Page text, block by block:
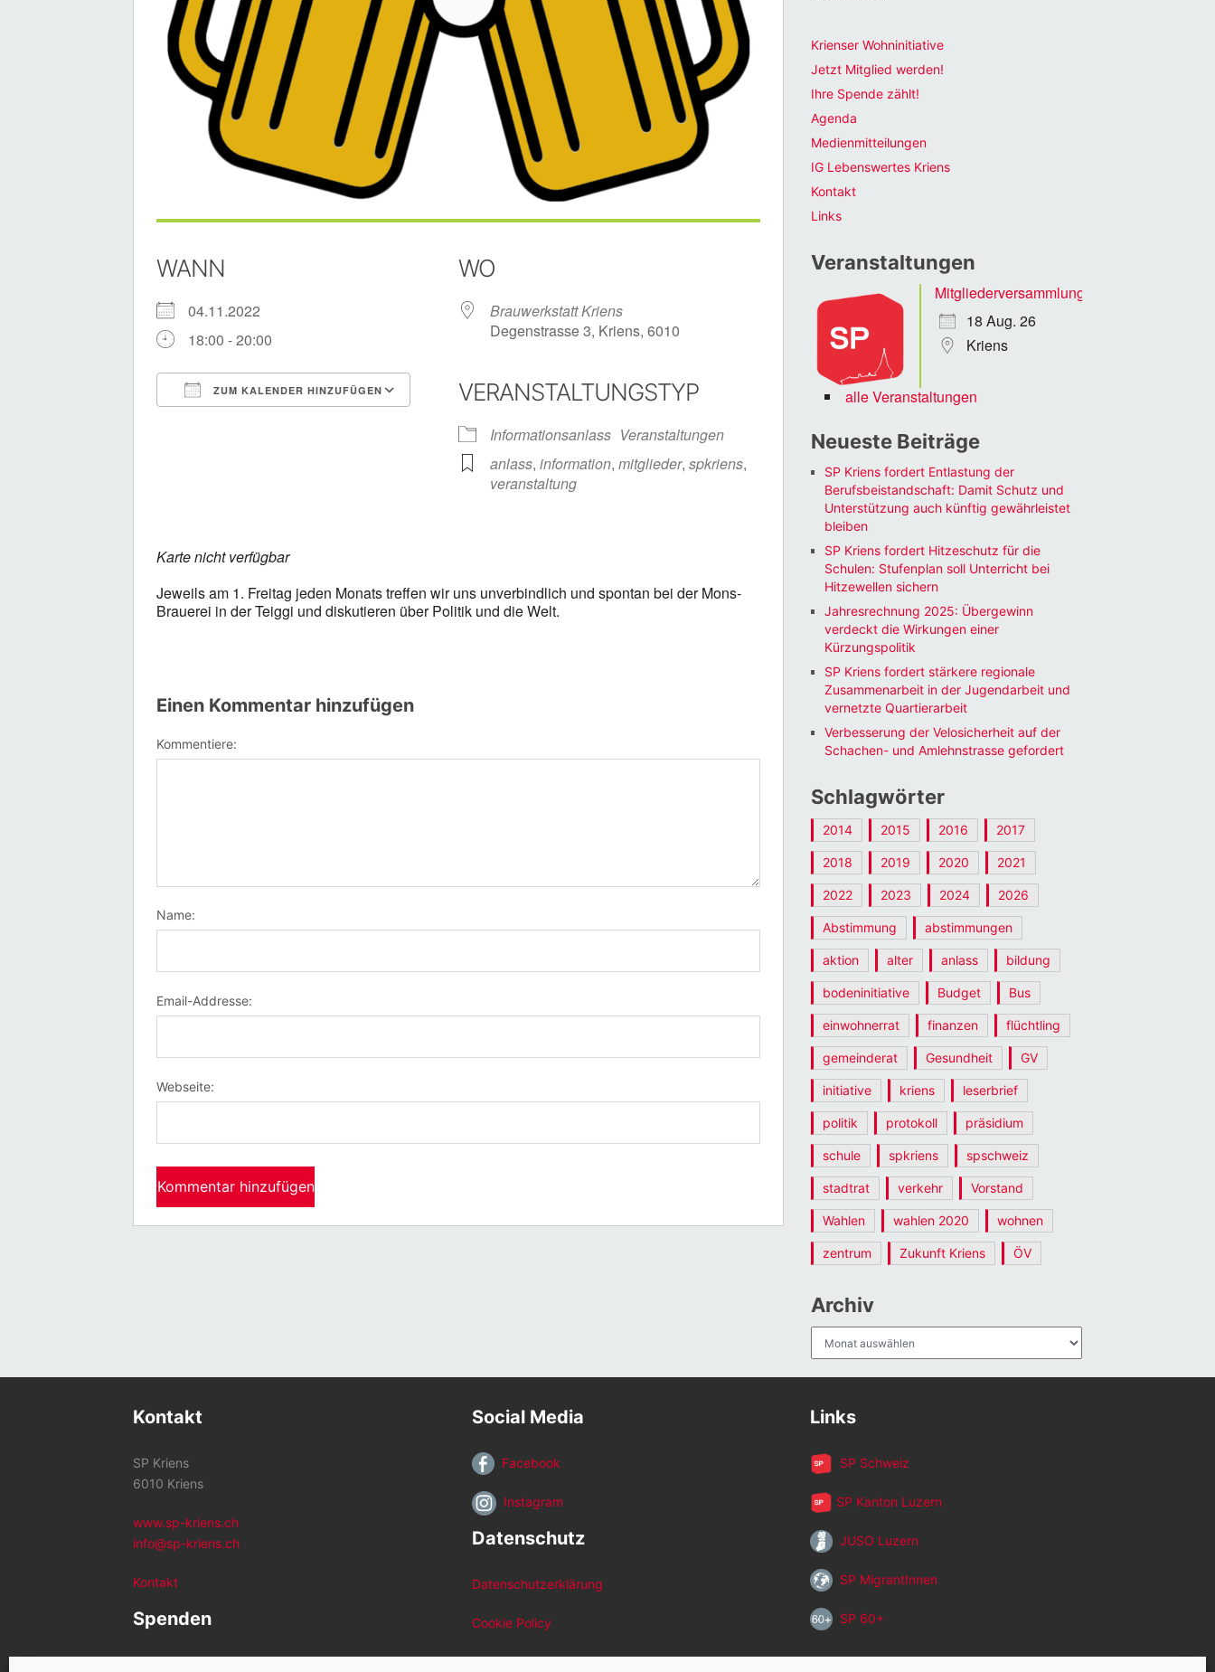
WANN
04.11.2022
18:00 - 20:00
ZUM KALENDER HINZUFÜGEN
Google Kalender
WO
Brauwerkstatt Kriens
Degenstrasse 3, Kriens, 6010
VERANSTALTUNGSTYP
Informationsanlass Veranstaltungen
anlass, information, mitglieder, spkriens,
veranstaltung
Karte nicht verfügbar
Jeweils am 1. Freitag jeden Monats treffen wir uns unverbindlich und spontan bei der Mons-
Brauerei in der Teiggi und diskutieren über Politik und die Welt.
Einen Kommentar hinzufügen
Kommentiere:
Name:
Email-Addresse:
Webseite:
Krienser Wohninitiative
Jetzt Mitglied werden!
Ihre Spende zählt!
Agenda
Medienmitteilungen
IG Lebenswertes Kriens
Kontakt
Links
Veranstaltungen
Mitgliederversammlung
18 Aug. 26
Kriens
alle Veranstaltungen
Neueste Beiträge
SP Kriens fordert Entlastung der
Berufsbeistandschaft: Damit Schutz und
Unterstützung auch künftig gewährleistet
bleiben
SP Kriens fordert Hitzeschutz für die
Schulen: Stufenplan soll Unterricht bei
Hitzewellen sichern
Jahresrechnung 2025: Übergewinn
verdeckt die Wirkungen einer
Kürzungspolitik
SP Kriens fordert stärkere regionale
Zusammenarbeit in der Jugendarbeit und
vernetzte Quartierarbeit
Verbesserung der Velosicherheit auf der
Schachen- und Amlehnstrasse gefordert
Schlagwörter
2014 2015 2016 2017
2018 2019 2020 2021
2022 2023 2024 2026
Abstimmung abstimmungen
aktion alter anlass bildung
bodeninitiative Budget Bus
einwohnerrat finanzen flüchtling
gemeinderat Gesundheit GV
initiative kriens leserbrief
politik protokoll präsidium
schule spkriens spschweiz
stadtrat verkehr Vorstand
Wahlen wahlen 2020 wohnen
zentrum Zukunft Kriens ÖV
Archiv
Kontakt
SP Kriens
6010 Kriens
www.sp-kriens.ch
info@sp-kriens.ch
Kontakt
Spenden
Social Media
Facebook
Instagram
Datenschutz
Datenschutzerklärung
Cookie Policy
Links
SP Schweiz
SP Kanton Luzern
JUSO Luzern
SP MigrantInnen
SP 60+